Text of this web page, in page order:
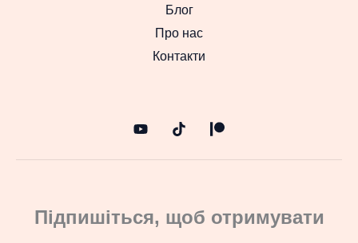
Блог
Про нас
Контакти
Підпишіться, щоб отримувати